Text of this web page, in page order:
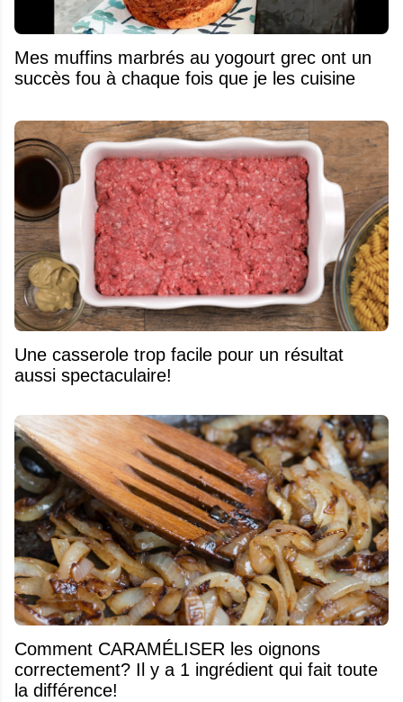
Mes muffins marbrés au yogourt grec ont un
succès fou à chaque fois que je les cuisine
Une casserole trop facile pour un résultat
aussi spectaculaire!
Comment CARAMÉLISER les oignons
correctement? Il y a 1 ingrédient qui fait toute
la différence!